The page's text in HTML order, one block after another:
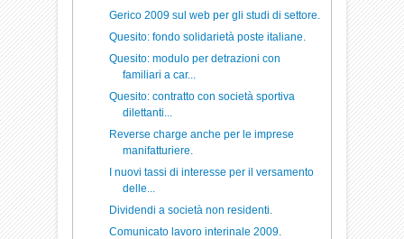
Gerico 2009 sul web per gli studi di settore.
Quesito: fondo solidarietà poste italiane.
Quesito: modulo per detrazioni con
familiari a car...
Quesito: contratto con società sportiva
dilettanti...
Reverse charge anche per le imprese
manifatturiere.
I nuovi tassi di interesse per il versamento
delle...
Dividendi a società non residenti.
Comunicato lavoro interinale 2009.